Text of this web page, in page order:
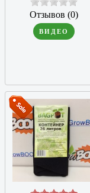
Отзывов (0)
ВИДЕО